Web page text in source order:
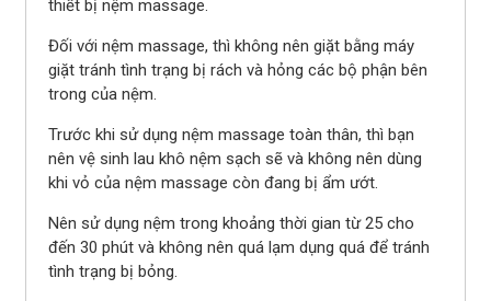
thiết bị nệm massage.
Đối với nệm massage, thì không nên giặt bằng máy
giặt tránh tình trạng bị rách và hỏng các bộ phận bên
trong của nệm.
Trước khi sử dụng nệm massage toàn thân, thì bạn
nên vệ sinh lau khô nệm sạch sẽ và không nên dùng
khi vỏ của nệm massage còn đang bị ẩm ướt.
Nên sử dụng nệm trong khoảng thời gian từ 25 cho
đến 30 phút và không nên quá lạm dụng quá để tránh
tình trạng bị bỏng.